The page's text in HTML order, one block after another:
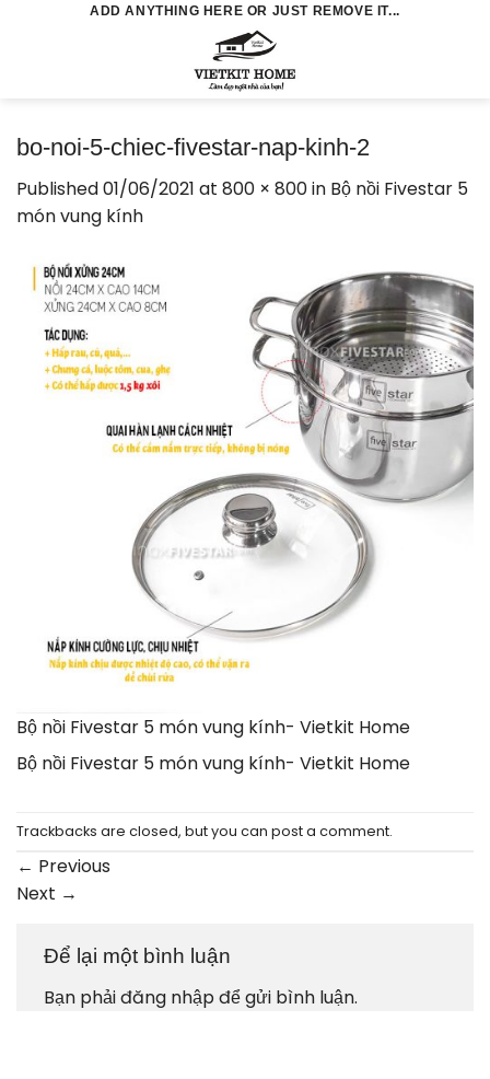
ADD ANYTHING HERE OR JUST REMOVE IT...
bo-noi-5-chiec-fivestar-nap-kinh-2
Published01/06/2021 at 800 × 800in Bộ nồi Fivestar 5
món vung kính
Bộ nồi Fivestar 5 món vung kính- Vietkit Home
Bộ nồi Fivestar 5 món vung kính- Vietkit Home
Trackbacks are closed, but you can post a comment.
← Previous
Next →
Để lại một bình luận
Bạn phảiđăng nhậpđể gửi bình luận.